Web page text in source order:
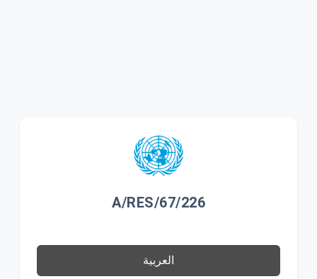
A/RES/67/226
العربية